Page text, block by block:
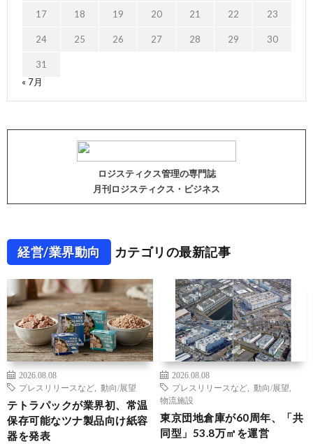
17 18 19 20 21 22 23
24 25 26 27 28 29 30
31
« 7月
ロジスティクス管理の専門誌
月刊ロジスティクス・ビジネス
経営/業界動向 カテゴリの最新記事
2026.08.08
プレスリリースなど
動向/展望
テトラパックが業界初、常温
保存可能なツナ製品向け紙容
器を発表
2026.08.08
プレスリリースなど
動向/展望
物流施設
東京団地倉庫が60周年、「共
同型」53.8万㎡を運営